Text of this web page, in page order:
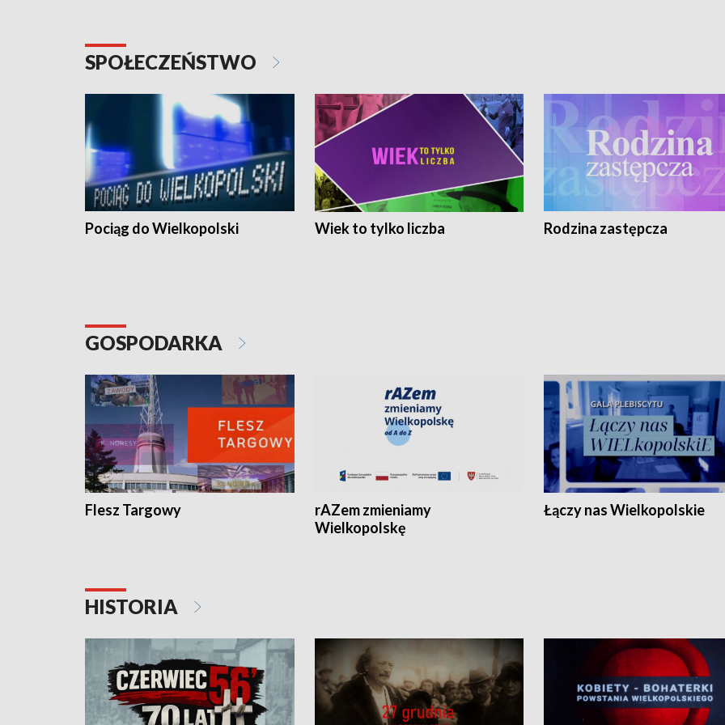
SPOŁECZEŃSTWO
Pociąg do Wielkopolski Wiek to tylko liczba Rodzina zastępcza
GOSPODARKA
Flesz Targowy
rAZem zmieniamy
Wielkopolskę
Łączy nas Wielkopolskie
HISTORIA